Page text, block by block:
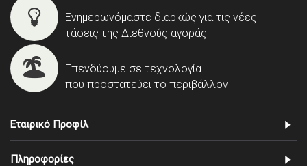
Ενημερωνόμαστε διαρκώς για τις νέες
τάσεις της Διεθνούς αγοράς
Επενδύουμε σε τεχνολογία
που προστατεύει το περιβάλλον
Εταιρικό Προφίλ
Πληροφορίες